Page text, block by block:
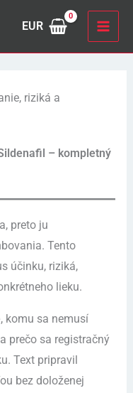
EUR
riziká a
– kompletný
preto ju
Tento
účinku, riziká,
lieku.
, komu sa nemusí
prečo sa registračný
Text pripravil
bez doloženej